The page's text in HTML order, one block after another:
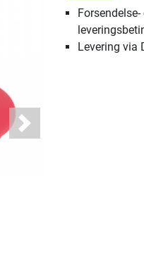
Next
Forsendelse-
Levering via